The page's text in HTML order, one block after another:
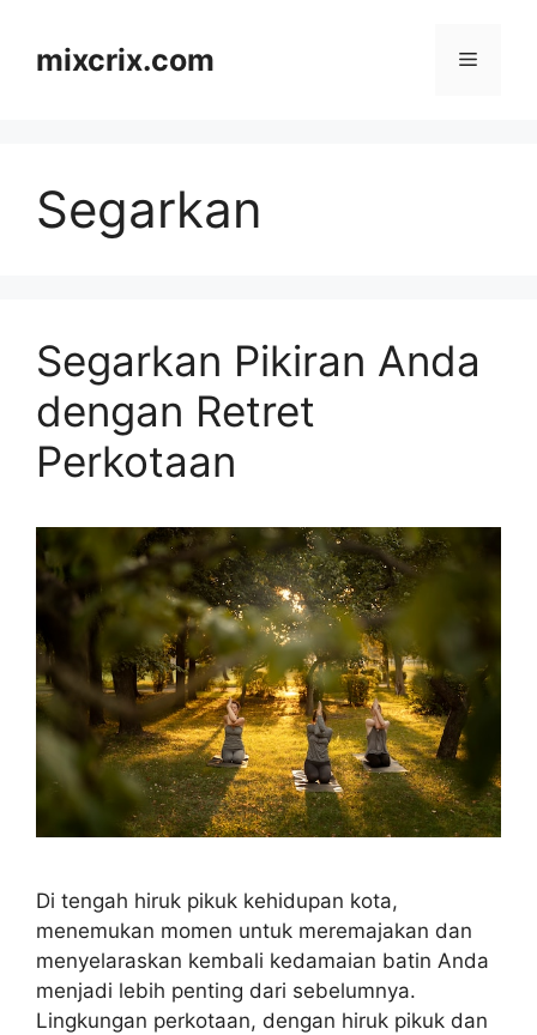
contentmixcrix.com Menu
Segarkan
Segarkan Pikiran Anda
dengan Retret
Perkotaan
Di tengah hiruk pikuk kehidupan kota,
menemukan momen untuk meremajakan dan
menyelaraskan kembali kedamaian batin Anda
menjadi lebih penting dari sebelumnya.
Lingkungan perkotaan, dengan hiruk pikuk dan